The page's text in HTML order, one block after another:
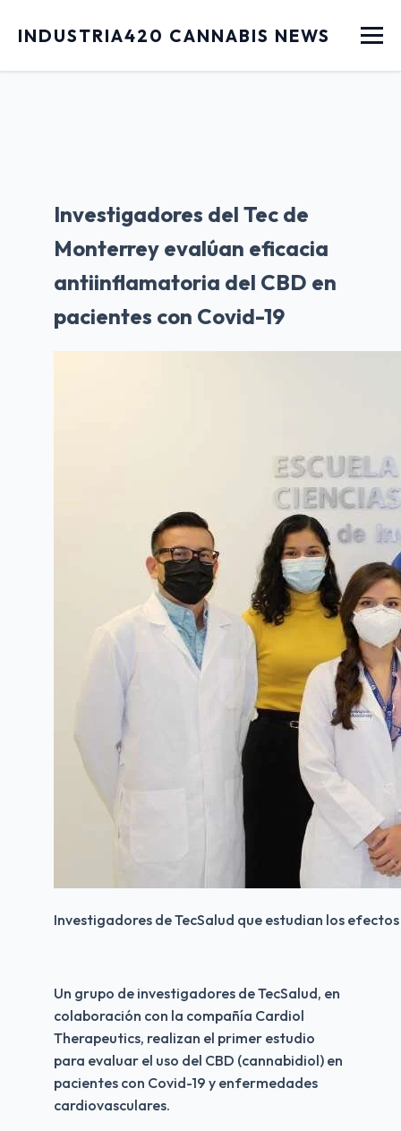
INDUSTRIA420 CANNABIS NEWS Menu
Investigadores del Tec de
Monterrey evalúan eficacia
antiinflamatoria del CBD en
pacientes con Covid-19
Investigadores de TecSalud que estudian los
Un grupo de investigadores de TecSalud, en
colaboración con la compañía Cardiol
Therapeutics, realizan el primer estudio
para evaluar el uso del CBD (cannabidiol) en
pacientes con Covid-19 y enfermedades
cardiovasculares.